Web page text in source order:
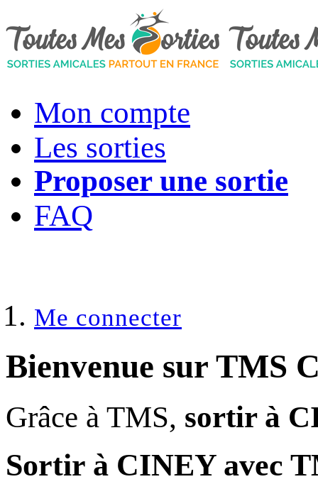
Mon compte
Les sorties
Proposer une sortie
FAQ
Me connecter
Bienvenue sur TMS
Grâce à TMS, sortir à
Sortir à CINEY avec